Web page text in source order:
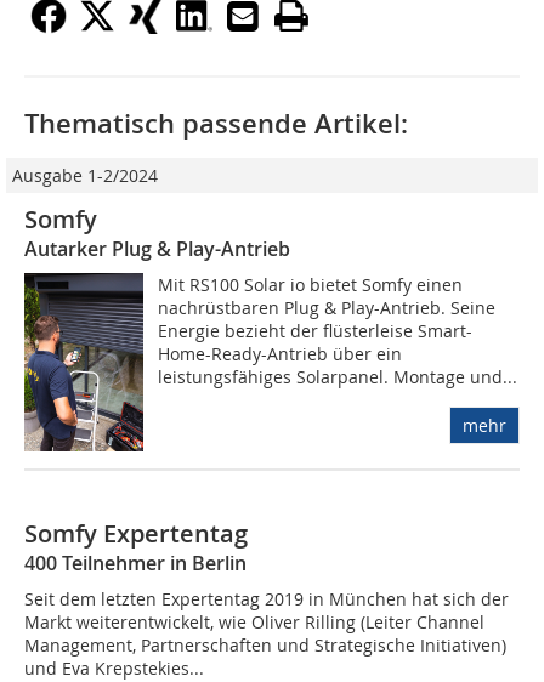
Thematisch passende Artikel:
Ausgabe 1-2/2024
Somfy
Autarker Plug & Play-Antrieb
Mit RS100 Solar io bietet Somfy einen
nachrüstbaren Plug & Play-Antrieb. Seine
Energie bezieht der flüsterleise Smart-
Home-Ready-Antrieb über ein
leistungsfähiges Solarpanel. Montage und...
mehr
Somfy Expertentag
400 Teilnehmer in Berlin
Seit dem letzten Expertentag 2019 in München hat sich der
Markt weiterentwickelt, wie Oliver Rilling (Leiter Channel
Management, Partnerschaften und Strategische Initiativen)
und Eva Krepstekies...